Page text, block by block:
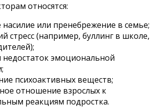
относятся:
или пренебрежение в семье;
стресс (например, буллинг в школе,
недостаток эмоциональной
психоактивных веществ;
отношение взрослых к
реакциям подростка.